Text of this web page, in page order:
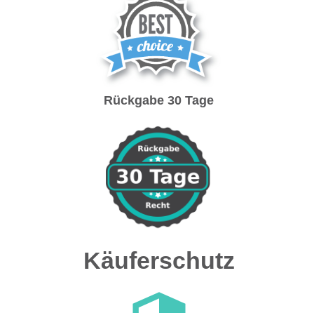
Rückgabe 30 Tage
Käuferschutz